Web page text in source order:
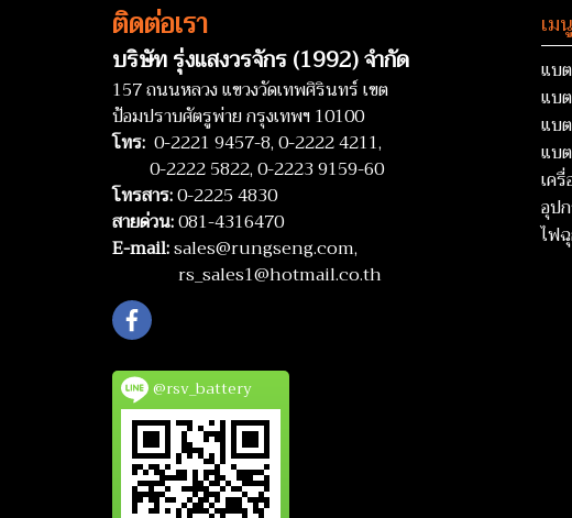
ติดต่อเรา
บริษัท รุ่งแสงวรจักร (1992) จำกัด
157 ถนนหลวง แขวงวัดเทพศิรินทร์ เขต
ป้อมปราบศัตรูพ่าย กรุงเทพฯ 10100
โทร: 0-2221 9457-8,0-2222 4211,
0-2222 5822,0-2223 9159-60
โทรสาร:0-2225 4830
สายด่วน:081-4316470
E-mail:sales@rungseng.com,
rs_sales1@hotmail.co.th
@rsv_battery
เม
แบ
แบ
แบ
แบ
เค
อุป
ไฟ